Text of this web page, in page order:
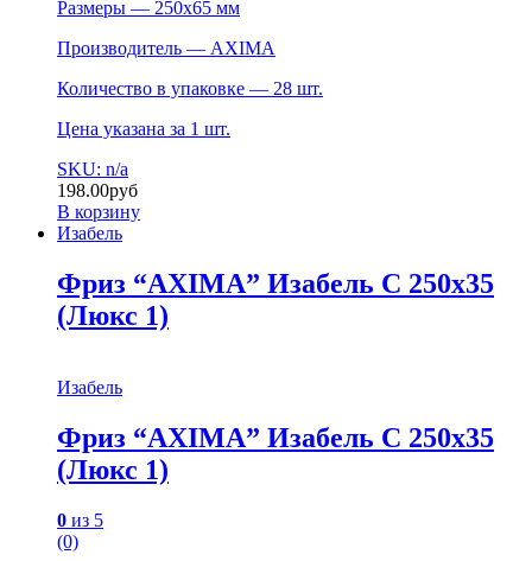
Размеры — 250х65 мм
Производитель — AXIMA
Количество в упаковке — 28 шт.
Цена указана за 1 шт.
SKU: n/a
198.00руб
В корзину
Изабель
Фриз “AXIMA” Изабель С 250х35
(Люкс 1)
Изабель
Фриз “AXIMA” Изабель С 250х35
(Люкс 1)
0 из 5
(0)